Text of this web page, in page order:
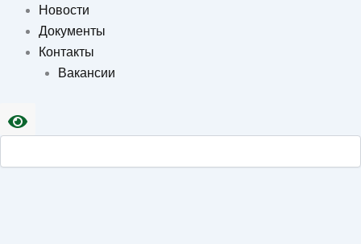
Новости
Документы
Контакты
Вакансии